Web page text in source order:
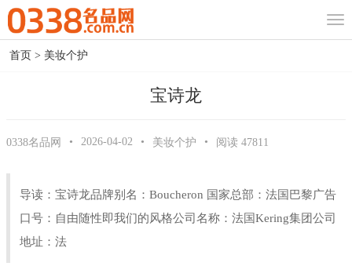
首页 > 美妆个护
宝诗龙
0338名品网 • 2026-04-02 • 美妆个护 • 阅读 47811
导读：宝诗龙品牌别名：Boucheron 国家总部：法国巴黎广告
口号：自由随性即我们的风格公司名称：法国Kering集团公司
地址：法